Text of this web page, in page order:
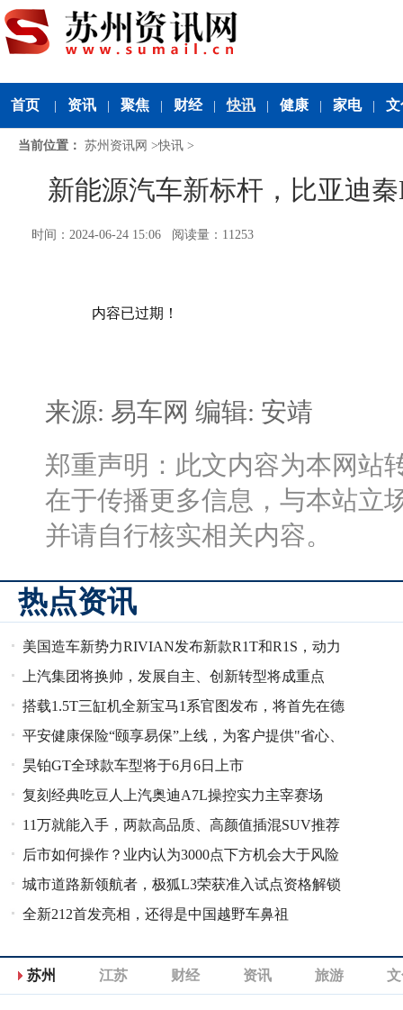
首页 资讯 聚焦 财经 快讯 健康 家电 文
当前位置： 苏州资讯网 >快讯 >
新能源汽车新标杆，比亚迪
时间：2024-06-24 15:06 阅读量：11253
内容已过期！
来源: 易车网 编辑: 安靖
郑重声明：此文内容为本网站
在于传播更多信息，与本站立
并请自行核实相关内容。
热点资讯
美国造车新势力RIVIAN发布新款R1T和R1S，动力
系统全面升级
上汽集团将换帅，发展自主、创新转型将成重点
搭载1.5T三缸机全新宝马1系官图发布，将首先在德
国上市
平安健康保险“颐享易保”上线，为客户提供"省心、
省时、又省钱"的健康管理
昊铂GT全球款车型将于6月6日上市
复刻经典吃豆人上汽奥迪A7L操控实力主宰赛场
11万就能入手，两款高品质、高颜值插混SUV推荐
后市如何操作？业内认为3000点下方机会大于风险
城市道路新领航者，极狐L3荣获准入试点资格解锁
智驾新纪元
全新212首发亮相，还得是中国越野车鼻祖
苏州 江苏 财经 资讯 旅游